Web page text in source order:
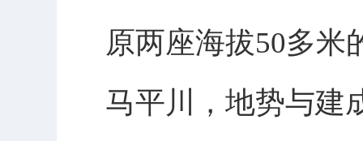
原两座海拔50多米
马平川，地势与建